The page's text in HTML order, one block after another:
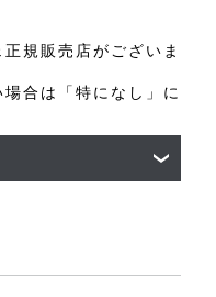
規販売店がございま
合は「特になし」に